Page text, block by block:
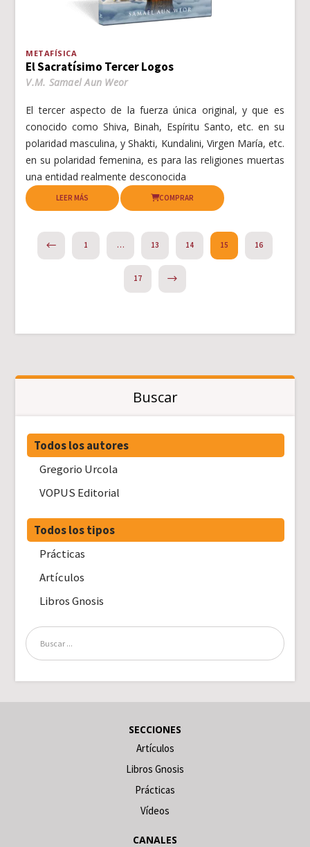
METAFÍSICA
El Sacratísimo Tercer Logos
V.M. Samael Aun Weor
El tercer aspecto de la fuerza única original, y que es
conocido como Shiva, Binah, Espíritu Santo, etc. en su
polaridad masculina, y Shakti, Kundalini, Virgen María, etc.
en su polaridad femenina, es para las religiones muertas
una entidad realmente desconocida
LEER MÁS COMPRAR
PREVIOUS1 … 13 14 15 16
17
Buscar
Todos los autores
Gregorio Urcola
VOPUS Editorial
Todos los tipos
Prácticas
Artículos
Libros Gnosis
SECCIONES
Artículos
Libros Gnosis
Prácticas
Vídeos
CANALES